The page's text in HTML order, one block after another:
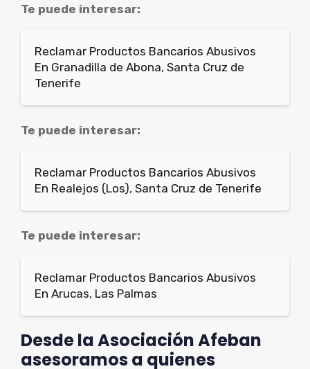
Te puede interesar:
Reclamar Productos Bancarios Abusivos
En Granadilla de Abona, Santa Cruz de
Tenerife
Te puede interesar:
Reclamar Productos Bancarios Abusivos
En Realejos (Los), Santa Cruz de Tenerife
Te puede interesar:
Reclamar Productos Bancarios Abusivos
En Arucas, Las Palmas
Desde la Asociación Afeban
asesoramos a quienes